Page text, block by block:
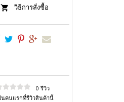
วิธีการสั่งซื้อ
0 รีวิว
นคนแรกที่รีวิวสินค้านี้